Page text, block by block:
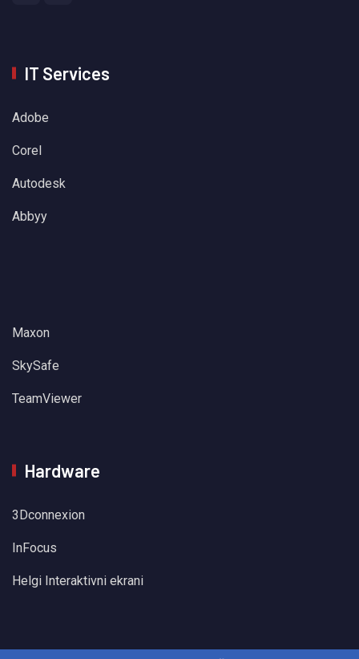
IT Services
Adobe
Corel
Autodesk
Abbyy
Maxon
SkySafe
TeamViewer
Hardware
3Dconnexion
InFocus
Helgi Interaktivni ekrani